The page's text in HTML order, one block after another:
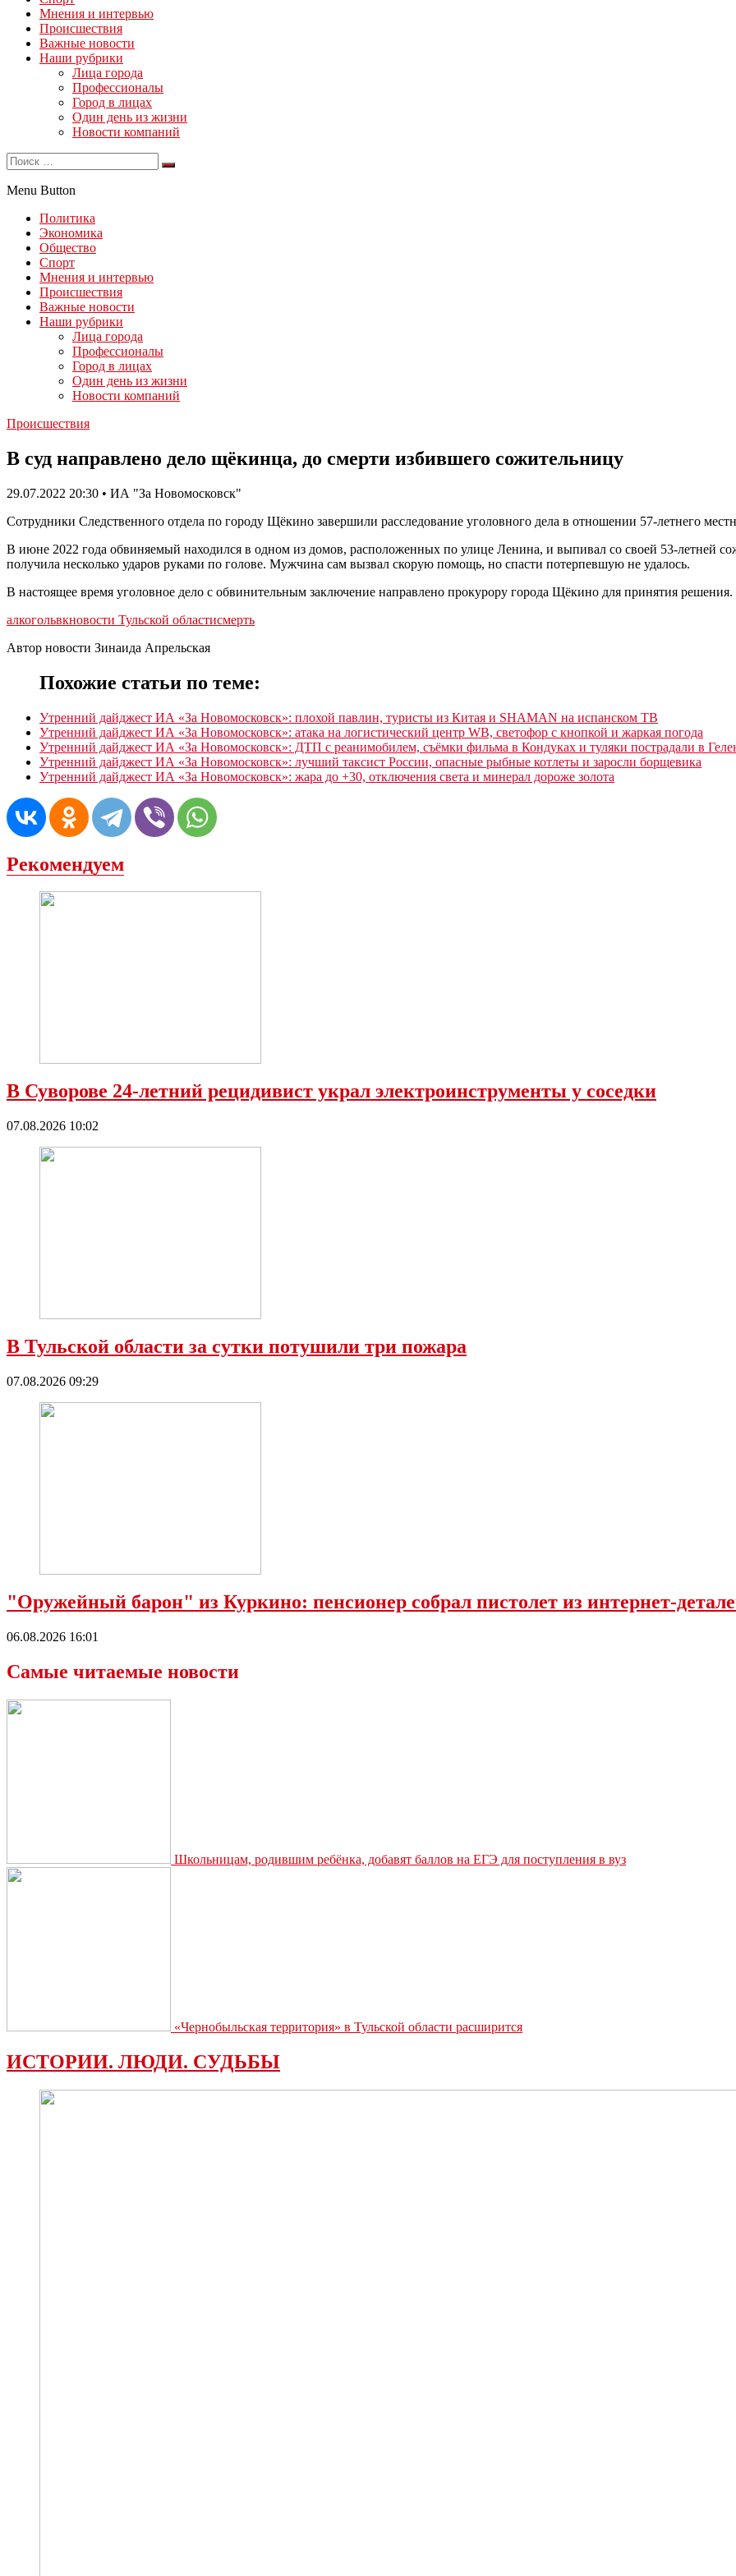
Мнения и интервью
Происшествия
Важные новости
Наши рубрики
Лица города
Профессионалы
Город в лицах
Один день из жизни
Новости компаний
Menu Button
Политика
Экономика
Общество
Спорт
Мнения и интервью
Происшествия
Важные новости
Наши рубрики
Лица города
Профессионалы
Город в лицах
Один день из жизни
Новости компаний
Происшествия
В суд направлено дело щёкинца, до смерти избившего сожительницу
29.07.2022 20:30 • ИА "За Новомосковск"
Сотрудники Следственного отдела по городу Щёкино завершили расследование уголовного дела в отношении 57-летнего
В июне 2022 года обвиняемый находился в одном из домов, расположенных по улице Ленина, и выпивал со своей 53-летней
получила несколько ударов руками по голове. Мужчина сам вызвал скорую помощь, но спасти потерпевшую не удалось.
В настоящее время уголовное дело с обвинительным заключение направлено прокурору города Щёкино для принятия решения.
алкогольвкновости Тульской областисмерть
Автор новости Зинаида Апрельская
Похожие статьи по теме:
Утренний дайджест ИА «За Новомосковск»: плохой павлин, туристы из Китая и SHAMAN на испанском ТВ
Утренний дайджест ИА «За Новомосковск»: атака на логистический центр WB, светофор с кнопкой и жаркая погода
Утренний дайджест ИА «За Новомосковск»: ДТП с реанимобилем, съёмки фильма в Кондуках и туляки пострадали в
Утренний дайджест ИА «За Новомосковск»: лучший таксист России, опасные рыбные котлеты и заросли борщевика
Утренний дайджест ИА «За Новомосковск»: жара до +30, отключения света и минерал дороже золота
Рекомендуем
В Суворове 24-летний рецидивист украл электроинструменты у соседки
07.08.2026 10:02
В Тульской области за сутки потушили три пожара
07.08.2026 09:29
"Оружейный барон" из Куркино: пенсионер собрал пистолет из интернет-
06.08.2026 16:01
Самые читаемые новости
Школьницам, родившим ребёнка, добавят баллов на ЕГЭ для поступления в вуз
«Чернобыльская территория» в Тульской области расширится
ИСТОРИИ. ЛЮДИ. СУДЬБЫ